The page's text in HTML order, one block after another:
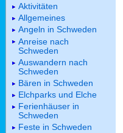
Aktivitäten
Allgemeines
Angeln in Schweden
Anreise nach
Schweden
Auswandern nach
Schweden
Bären in Schweden
Elchparks und Elche
Ferienhäuser in
Schweden
Feste in Schweden